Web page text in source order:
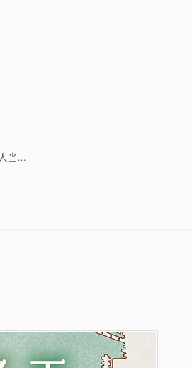
当...